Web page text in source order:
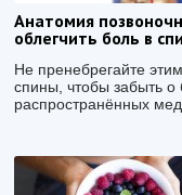
Анатомия
облегчить боль в
Не пренебрегайте
спины, чтобы забыть
распространённых